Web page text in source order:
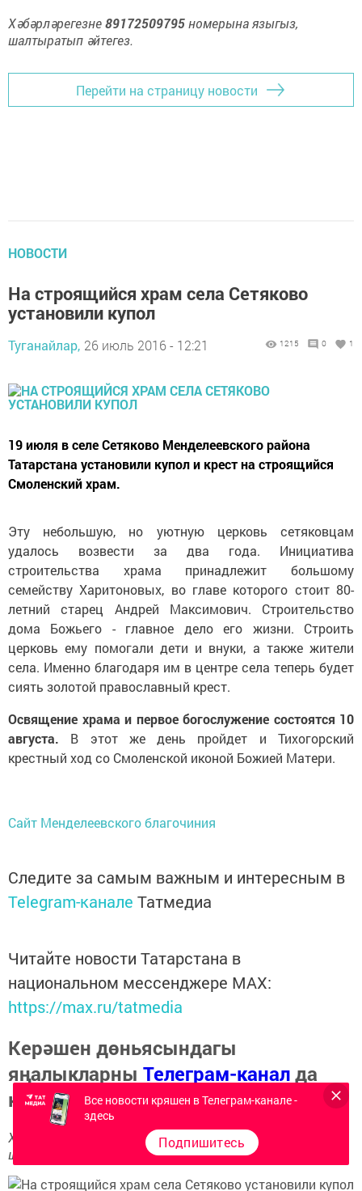
Хәбәрләрегезне89172509795номерына языгыз,
шалтыратып әйтегез.
Перейти на страницу новости
НОВОСТИ
На строящийся храм села Сетяково
установили купол
Туганайлар, 26 июль 2016 - 12:21 1215 0 1
19 июля в селе Сетяково Менделеевского района
Татарстана установили купол и крест на строящийся
Смоленский храм.
Эту небольшую, но уютную церковь сетяковцам
удалось возвести за два года. Инициатива
строительства храма принадлежит большому
семейству Харитоновых, во главе которого стоит 80-
летний старец Андрей Максимович. Строительство
дома Божьего - главное дело его жизни. Строить
церковь ему помогали дети и внуки, а также жители
села. Именно благодаря им в центре села теперь будет
сиять золотой православный крест.
Освящение храма и первое богослужение состоятся 10
августа. В этот же день пройдет и Тихогорский
крестный ход со Смоленской иконой Божией Матери.
Сайт Менделеевского благочиния
Следите за самым важным и интересным в
Telegram-канале Татмедиа
Читайте новости Татарстана в
национальном мессенджере MАХ:
https://max.ru/tatmedia
Керәшен дөньясындагы
яңалыкларны Телеграм-каналда
карап барыгыз.
Хәбәрләрегезне 89172509795номерына языгыз,
шалтыратып әйтегез.
Все новости кряшен в Телеграм-канале -
здесь
Подпишитесь